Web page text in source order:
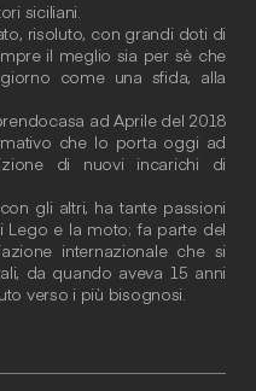
siciliani.
risoluto, con grandi doti di
il meglio sia per sè che
come una sfida, alla
ad Aprile del 2018
che lo porta oggi ad
di nuovi incarichi di
gli altri, ha tante passioni
Lego e la moto; fa parte del
internazionale che si
da quando aveva 15 anni
verso i più bisognosi.